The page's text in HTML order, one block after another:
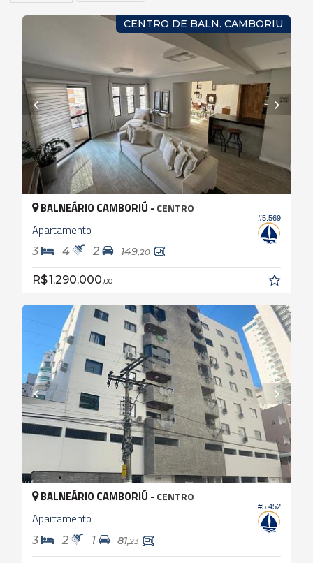
CENTRO DE BALN. CAMBORIU
#5.569
BALNEÁRIO CAMBORIÚ - CENTRO
Apartamento
3 4 2 149,20
R$ 1.290.000,00
#5.452
BALNEÁRIO CAMBORIÚ - CENTRO
Apartamento
3 2 1 81,23